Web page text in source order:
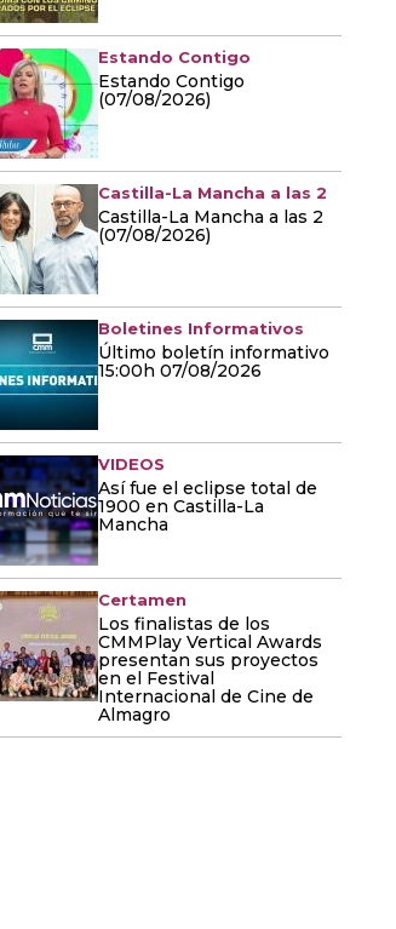
Estando Contigo
Estando Contigo
(07/08/2026)
Castilla-La Mancha a las 2
Castilla-La Mancha a las 2
(07/08/2026)
Boletines Informativos
Último boletín informativo
15:00h 07/08/2026
VIDEOS
Así fue el eclipse total de
1900 en Castilla-La
Mancha
Certamen
Los finalistas de los
CMMPlay Vertical Awards
presentan sus proyectos
en el Festival
Internacional de Cine de
Almagro